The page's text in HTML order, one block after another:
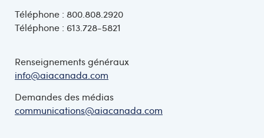
Téléphone : 800.808.2920
Téléphone : 613.728-5821
Renseignements généraux
info@aiacanada.com
Demandes des médias
communications@aiacanada.com